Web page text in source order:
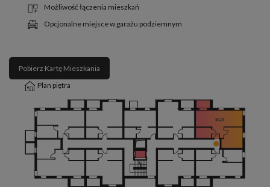
Możliwość łączenia mieszkań
Opcjonalne miejsce w garażu podziemnym
Pobierz Kartę Mieszkania
Plan piętra